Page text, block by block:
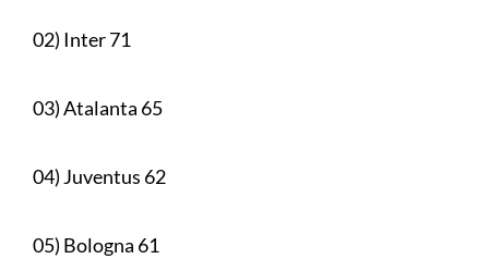
02) Inter 71
03) Atalanta 65
04) Juventus 62
05) Bologna 61